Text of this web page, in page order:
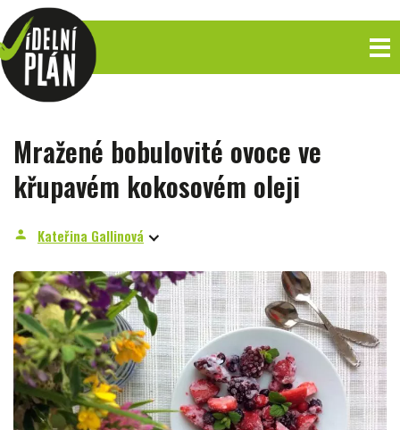
Mražené bobulovité ovoce ve
křupavém kokosovém oleji
person Kateřina Gallinová